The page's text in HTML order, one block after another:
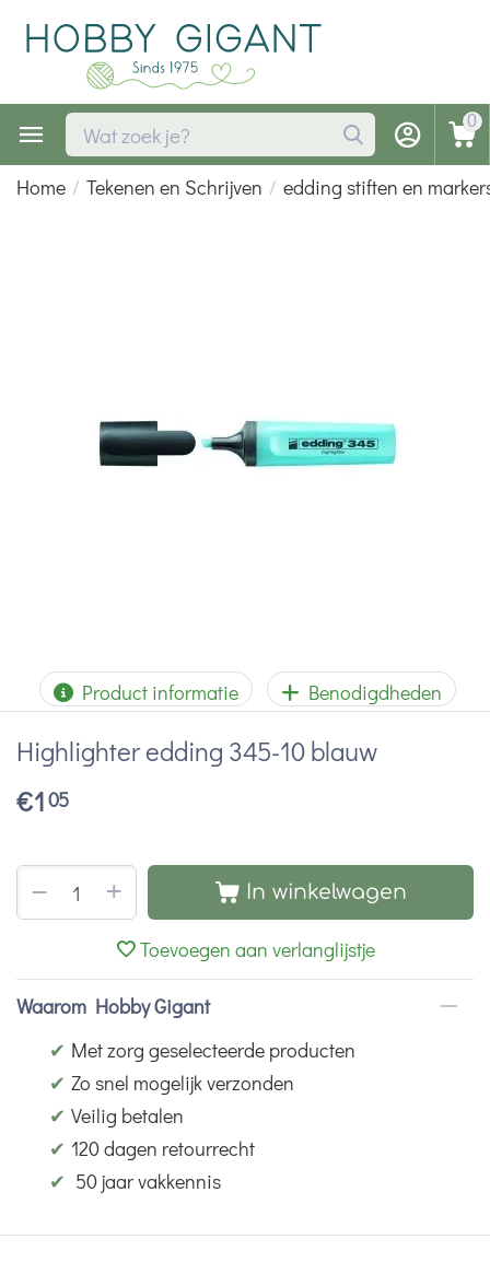
0
Home / Tekenen en Schrijven / edding stiften en
Product informatie Benodigdheden
Highlighter edding 345-10 blauw
€105
+
− In winkelwagen
Toevoegen aan verlanglijstje
Waarom Hobby Gigant
✔ Met zorg geselecteerde producten
✔ Zo snel mogelijk verzonden
✔ Veilig betalen
✔ 120 dagen retourrecht
✔ 50 jaar vakkennis